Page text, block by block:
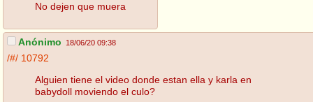
No dejen que muera
Anónimo 18/06/20 09:38
/#/ 10792
Alguien tiene el video donde estan ella y karla en
babydoll moviendo el culo?